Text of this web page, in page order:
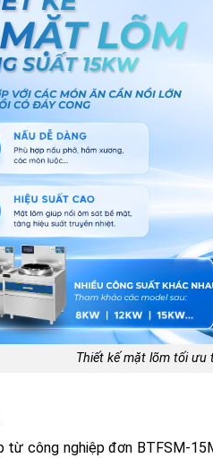
Thiết kế mặt lõm tối
từ công nghiệp đơn BTFSM-